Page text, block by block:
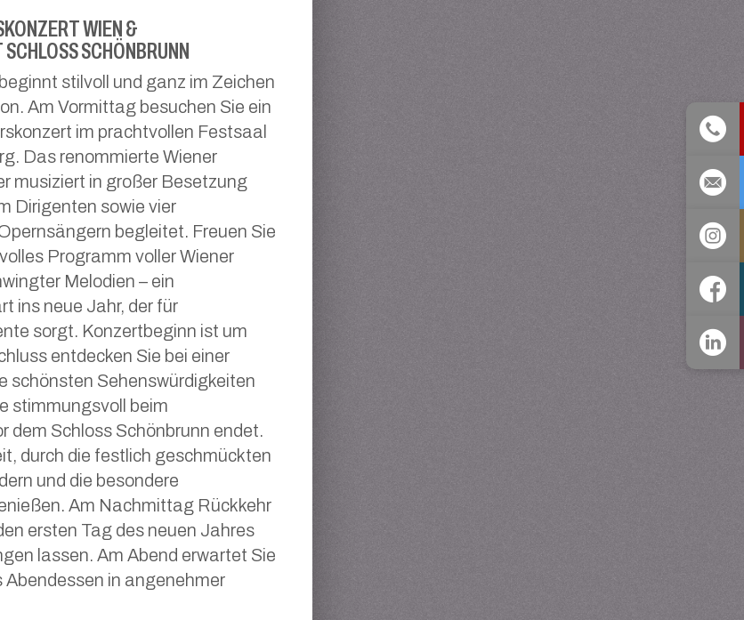
WIEN &
SCHÖNBRUNN
stilvoll und ganz im Zeichen
Am Vormittag besuchen Sie ein
im prachtvollen Festsaal
Das renommierte Wiener
musiziert in großer Besetzung
Dirigenten sowie vier
begleitet. Freuen Sie
Programm voller Wiener
Melodien – ein
ins neue Jahr, der für
sorgt. Konzertbeginn ist um
entdecken Sie bei einer
schönsten Sehenswürdigkeiten
stimmungsvoll beim
dem Schloss Schönbrunn endet.
durch die festlich geschmückten
und die besondere
Am Nachmittag Rückkehr
ersten Tag des neuen Jahres
lassen. Am Abend erwartet Sie
in angenehmer